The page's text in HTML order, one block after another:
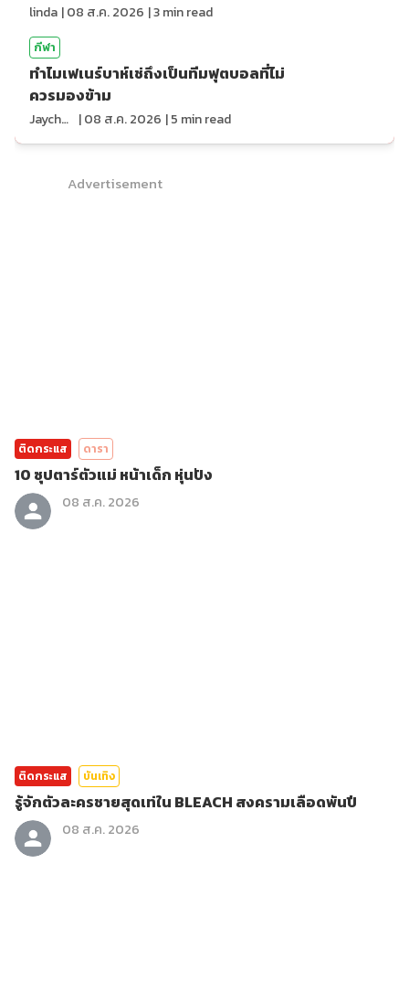
linda |08 ส.ค. 2026 |3min read
กีฬา
ทำไมเฟเนร์บาห์เช่ถึงเป็นทีมฟุตบอลที่ไม่
ควรมองข้าม
Jaychou |08 ส.ค. 2026 |5 min read
Advertisement
ติดกระแส ดารา
10 ซุปตาร์ตัวแม่ หน้าเด็ก หุ่นปัง
08 ส.ค. 2026
ติดกระแส บันเทิง
รู้จักตัวละครชายสุดเท่ใน BLEACH สงครามเลือดพันปี
08 ส.ค. 2026